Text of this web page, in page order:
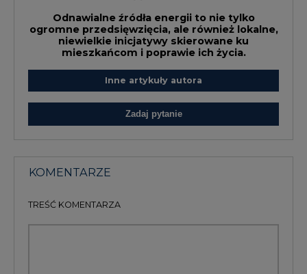
Odnawialne źródła energii to nie tylko
ogromne przedsięwzięcia, ale również lokalne,
niewielkie inicjatywy skierowane ku
mieszkańcom i poprawie ich życia.
Inne artykuły autora
Zadaj pytanie
KOMENTARZE
TREŚĆ KOMENTARZA